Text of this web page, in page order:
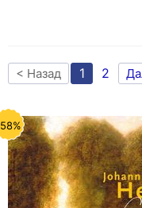
< Назад 1 2